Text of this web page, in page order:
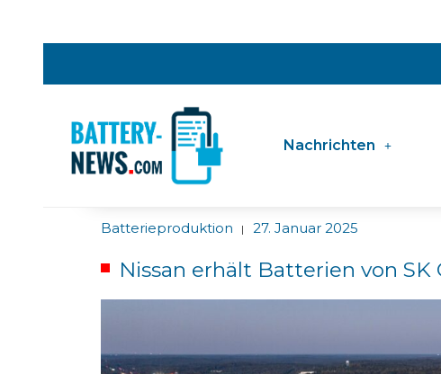
Nachrichten
Batterieproduktion | 27. Januar 2025
Nissan erhält Batterien von